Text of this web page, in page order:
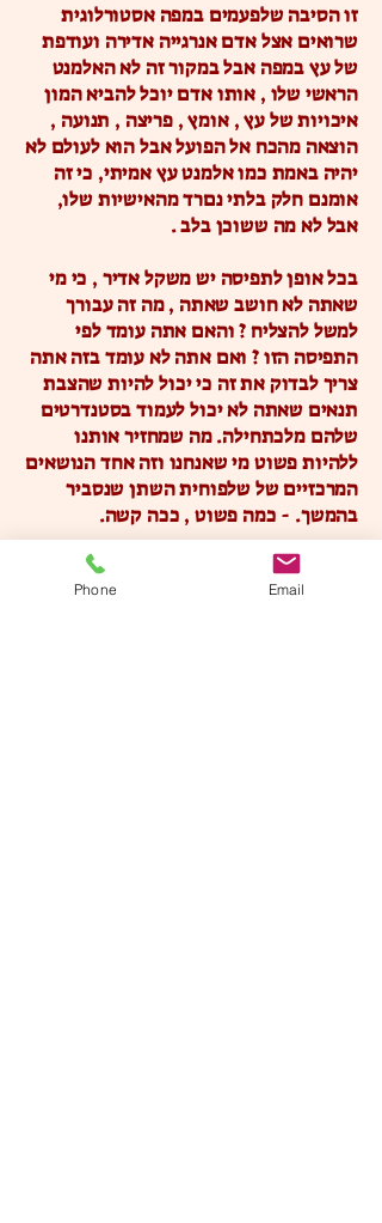
זו הסיבה שלפעמים במפה אסטורלוגית
שרואים אצל אדם אנרגייה אדירה ועודפת
של עץ במפה אבל במקור זה לא האלמנט
הראשי שלו , אותו אדם יוכל להביא המון
איכויות של עץ , אומץ , פריצה , תנועה ,
הוצאה מהכח אל הפועל אבל הוא לעולם לא
יהיה באמת כמו אלמנט עץ אמיתי, כי זה
אומנם חלק בלתי נםרד מהאישיות שלו,
אבל לא מה ששוכן בלב .
בכל אופן לתפיסה יש משקל אדיר , כי מי
שאתה לא חושב שאתה , מה זה עבורך
למשל להצליח ? והאם אתה עומד לפי
התפיסה הזו ? ואם אתה לא עומד בזה אתה
צריך לבדוק את זה כי יכול להיות שהצבת
תנאים שאתה לא יכול לעמוד בסטנדרטים
שלהם מלכתחילה. מה שמחזיר אותנו
ללהיות פשוט מי שאנחנו וזה אחד הנושאים
המרכזיים של שלפוחית השתן שנסביר
בהמשך. - כמה פשוט , ככה קשה.
במקרים כאלה שינוי התפיסה מקבל משקל
גדול ולכן צריך לחזור הרבה פעמים ל
Phone Email